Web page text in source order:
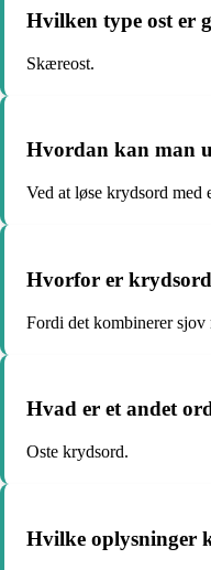
Hvilken type ost er
Skæreost.
Hvordan kan man
Ved at løse krydsord med
Hvorfor er krydsord
Fordi det kombinerer
Hvad er et andet
Oste krydsord.
Hvilke oplysninger